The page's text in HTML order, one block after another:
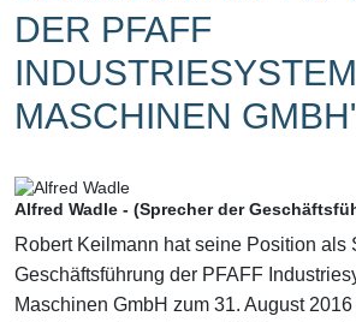
DER PFAFF
MASCHINEN
Alfred Wadle - (Sprecher der
Robert Keilmann hat seine Position als
Geschäftsführung der PFAFF
Maschinen GmbH zum 31. August